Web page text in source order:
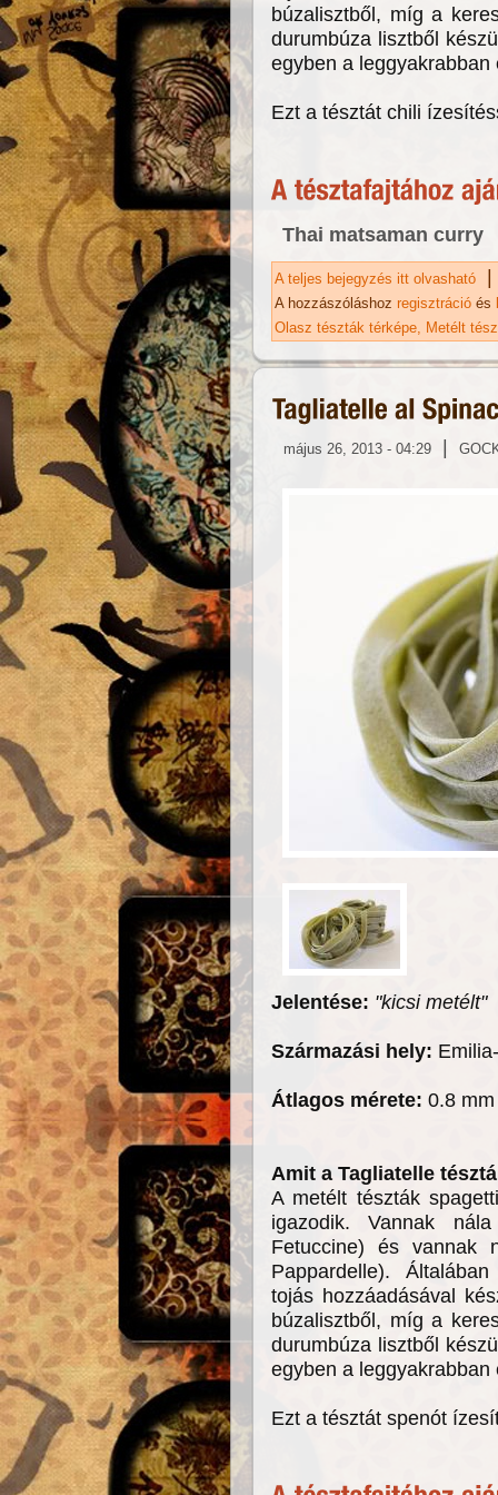
búzalisztből, míg a
durumbúza lisztből
egyben a
Ezt a tésztát chili
Thai matsaman curry
A teljes bejegyzés itt olvasható |
A hozzászóláshoz regisztráció és
Olasz tészták térképe
Metélt
május 26, 2013 - 04:29 |
Jelentése: "kicsi metélt"
Származási hely:
Átlagos mérete: 0.8
Amit a Tagliatelle
A metélt tészták
igazodik. Vannak
Fetuccine) és vannak
Pappardelle).
tojás hozzáadásával
búzalisztből, míg a
durumbúza lisztből
egyben a
Ezt a tésztát spenót